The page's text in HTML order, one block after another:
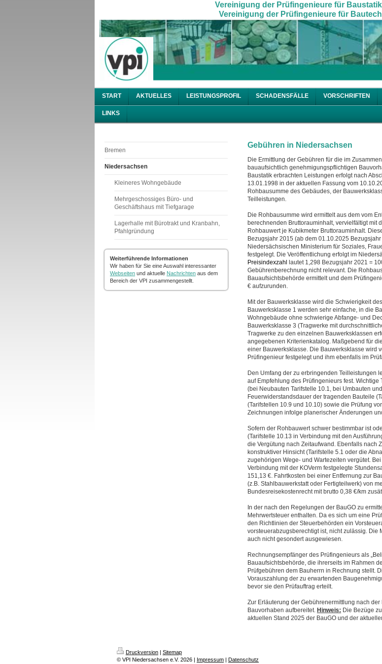
Vereinigung der Prüfingenieure für
Vereinigung der Prüfingenieure für
START AKTUELLES LEISTUNGSPROFIL SCHADENSFÄLLE VORSCHRIFTEN
LINKS
Bremen
Niedersachsen
Kleineres Wohngebäude
Mehrgeschossiges Büro- und
Geschäftshaus mit Tiefgarage
Lagerhalle mit Bürotrakt und Kranbahn,
Pfahlgründung
Weiterführende Informationen
Wir haben für Sie eine Auswahl interessanter
Webseiten und aktuelle Nachrichten aus dem
Bereich der VPI zusammengestellt.
Gebühren in Niedersachsen
Die Ermittlung der Gebühren für die im
bauaufsichtlich genehmigungspflichtigen
Baustatik erbrachten Leistungen erfolgt nach
13.01.1998 in der aktuellen Fassung vom
Rohbausumme des Gebäudes, der
Teilleistungen.
Die Rohbausumme wird ermittelt aus dem vom
berechnenden Bruttorauminhalt, vervielfältigt mit
Rohbauwert je Kubikmeter Bruttorauminhalt.
Bezugsjahr 2015 (ab dem 01.10.2025
Niedersächsischen Ministerium für Soziales,
festgelegt. Die Veröffentlichung erfolgt im
Preisindexzahl
lautet 1,298 Bezugsjahr 2021 =
Gebührenberechnung nicht relevant. Die
Bauaufsichtsbehörde ermittelt und dem
€ aufzurunden.
Mit der Bauwerksklasse wird die Schwierigkeit
Bauwerksklasse 1 werden sehr einfache, in die
Wohngebäude ohne schwierige Abfange- und
Bauwerksklasse 3 (Tragwerke mit
Tragwerke zu den einzelnen Bauwerksklassen
angegebenen Kriterienkatalog. Maßgebend für
einer Bauwerksklasse. Die Bauwerksklasse wird
Prüfingenieur festgelegt und ihm ebenfalls im
Den Umfang der zu erbringenden Teilleistungen
auf Empfehlung des Prüfingenieurs fest.
(bei Neubauten Tarifstelle 10.1, bei Umbauten
Feuerwiderstandsdauer der tragenden Bauteile
(Tarifstellen 10.9 und 10.10) sowie die Prüfung
Zeichnungen infolge planerischer Änderungen
Sofern der Rohbauwert schwer bestimmbar ist
(Tarifstelle 10.13 in Verbindung mit den
die Vergütung nach Zeitaufwand. Ebenfalls nach
konstruktiver Hinsicht (Tarifstelle 5.1 oder die
zugehörigen Wege- und Wartezeiten vergütet.
Verbindung mit der KOVerm festgelegte
151,13 €. Fahrtkosten bei einer Entfernung zur
(z.B. Stahlbauwerkstatt oder Fertigteilwerk) von
Bundesreisekostenrecht mit brutto 0,38 €/km
In der nach den Regelungen der BauGO zu
Mehrwertsteuer enthalten. Da es sich um eine
den Richtlinien der Steuerbehörden ein
vorsteuerabzugsberechtigt ist, nicht zulässig.
auch nicht gesondert ausgewiesen.
Rechnungsempfänger des Prüfingenieurs als
Bauaufsichtsbehörde, die ihrerseits im Rahmen
Prüfgebühren dem Bauherrn in Rechnung stellt.
Vorauszahlung der zu erwartenden
bevor sie den Prüfauftrag erteilt.
Zur Erläuterung der Gebührenermittlung nach
Bauvorhaben aufbereitet. Hinweis: Die Bezüge
aktuellen Stand 2025 der BauGO und der
Druckversion | Sitemap
© VPI Niedersachsen e.V. 2026 | Impressum | Datenschutz